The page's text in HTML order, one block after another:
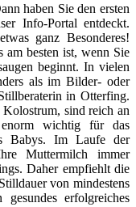
haben Sie den ersten
Info-Portal entdeckt.
ganz Besonderes!
am besten ist, wenn Sie
beginnt. In vielen
als im Bilder- oder
in Otterfing.
Kolostrum, sind reich an
wichtig für das
Babys. Im Laufe der
Muttermilch immer
Daher empfiehlt die
von mindestens
erfolgreiches